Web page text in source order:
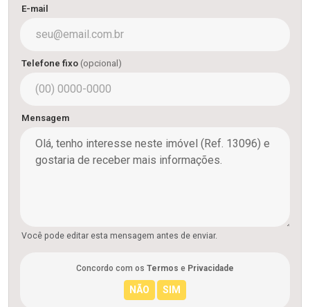
E-mail
Telefone fixo (opcional)
Mensagem
Você pode editar esta mensagem antes de enviar.
Concordo com os Termos e Privacidade